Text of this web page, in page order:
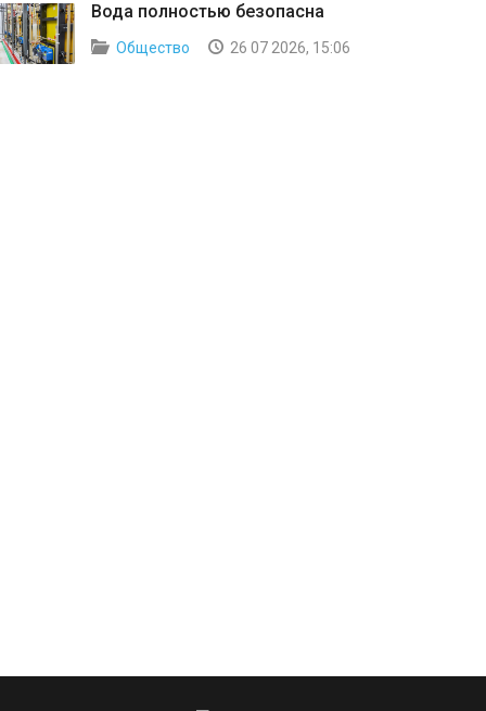
Вода полностью безопасна
Общество 26 07 2026, 15:06